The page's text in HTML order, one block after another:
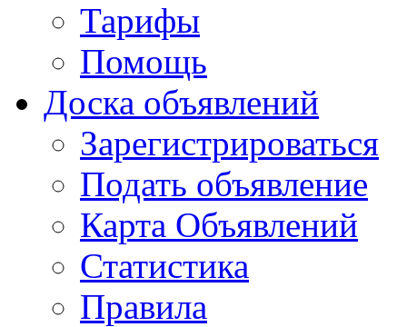
Тарифы
Помощь
Доска объявлений
Зарегистрироваться
Подать объявление
Карта Объявлений
Статистика
Правила